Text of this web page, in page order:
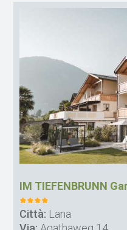
IM TIEFENBRUNN
Città: Lana